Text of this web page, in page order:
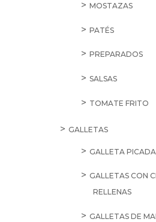
MOSTAZAS
PATÉS
PREPARADOS
SALSAS
TOMATE FRITO
GALLETAS
GALLETA PICADA
GALLETAS CON
RELLENAS
GALLETAS DE